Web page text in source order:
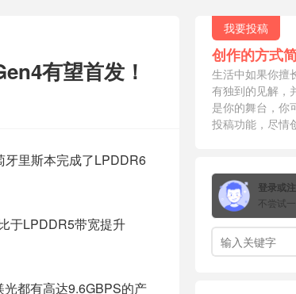
有望首发！
里斯本完成了LPDDR6
于LPDDR5带宽提升
都有高达9.6GBPS的产
我要投稿
创作的方式
生活中如果你擅
有独到的见解，
是你的舞台，你
投稿功能，尽情
登录或
不尝试